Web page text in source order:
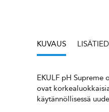
KUVAUS
EKULF pH
ovat
käytännöllisessä